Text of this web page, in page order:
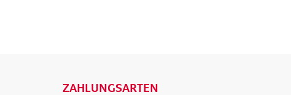
ZAHLUNGSARTEN